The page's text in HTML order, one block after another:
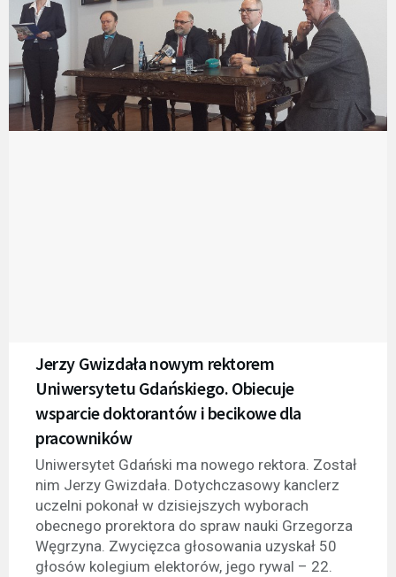
Jerzy Gwizdała nowym rektorem
Uniwersytetu Gdańskiego. Obiecuje
wsparcie doktorantów i becikowe dla
pracowników
Uniwersytet Gdański ma nowego rektora. Został
nim Jerzy Gwizdała. Dotychczasowy kanclerz
uczelni pokonał w dzisiejszych wyborach
obecnego prorektora do spraw nauki Grzegorza
Węgrzyna. Zwycięzca głosowania uzyskał 50
głosów kolegium elektorów, jego rywal – 22.